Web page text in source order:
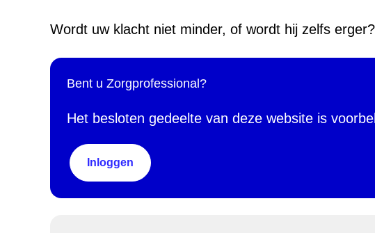
Wordt uw klacht niet minder, of wordt hij zelfs
Bent u Zorgprofessional?
Het besloten gedeelte van deze website is
Inloggen